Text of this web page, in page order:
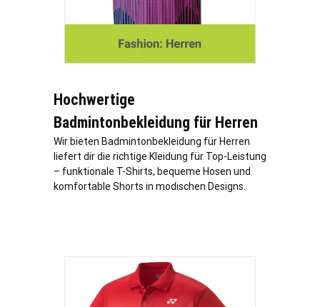
Hochwertige
Badmintonbekleidung für Herren
Wir bieten Badmintonbekleidung für Herren
liefert dir die richtige Kleidung für Top-Leistung
– funktionale T-Shirts, bequeme Hosen und
komfortable Shorts in modischen Designs.